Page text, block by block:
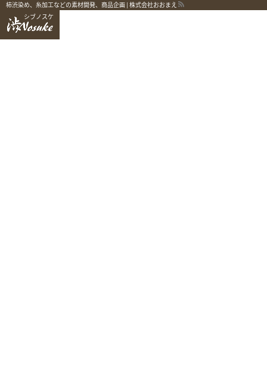
柿渋染め、糸加工などの素材開発、商品企画 | 株式会社おおまえ